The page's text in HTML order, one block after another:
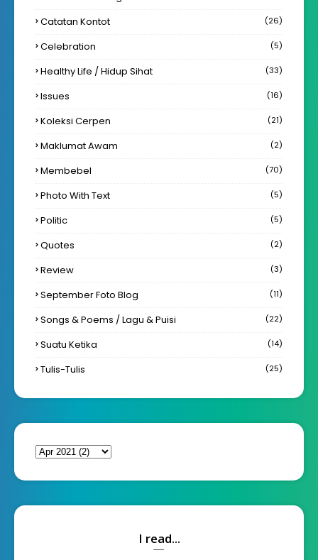
Catatan Kontot (26)
Celebration (5)
Healthy Life / Hidup Sihat (33)
Issues (16)
Koleksi Cerpen (21)
Maklumat Awam (2)
Membebel (70)
Photo With Text (5)
Politic (5)
Quotes (2)
Review (3)
September Foto Blog (11)
Songs & Poems / Lagu & Puisi (22)
Suatu Ketika (14)
Tulis-Tulis (25)
I read...